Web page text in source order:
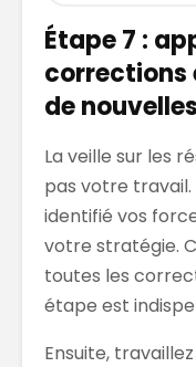
Étape 7 :
corrections
de
La veille sur les
pas votre
identifié vos
votre stratégie.
toutes les
étape est
Ensuite,